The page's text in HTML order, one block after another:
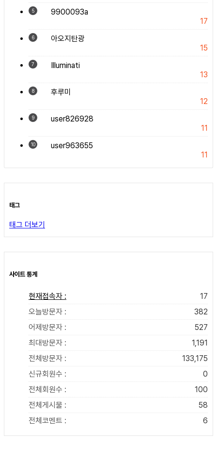
5
9900093a
17
6
아오지탄광
15
7
Illuminati
13
8
후루미
12
9
user826928
11
10
user963655
11
태그
태그 더보기
사이트 통계
현재접속자 :
17
오늘방문자 :
382
어제방문자 :
527
최대방문자 :
1,191
전체방문자 :
133,175
신규회원수 :
0
전체회원수 :
100
전체게시물 :
58
전체코멘트 :
6